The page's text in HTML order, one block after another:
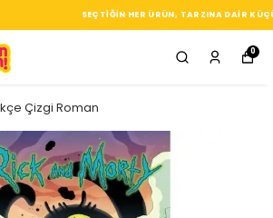
ÜRÜN, TARZINA DAIR KÜÇÜK BIR IMZA
0
Çizgi Roman